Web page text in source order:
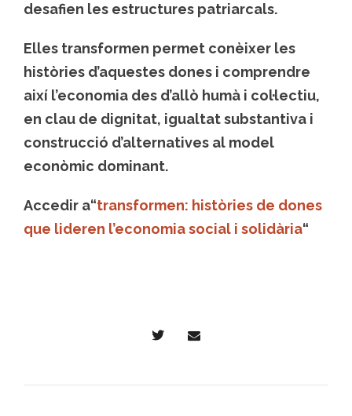
desafien les estructures patriarcals.
Elles transformen permet conèixer les
històries d’aquestes dones i comprendre
així l’economia des d’allò humà i col·lectiu,
en clau de dignitat, igualtat substantiva i
construcció d’alternatives al model
econòmic dominant.
Accedir a“transformen: històries de dones
que lideren l’economia social i solidària“